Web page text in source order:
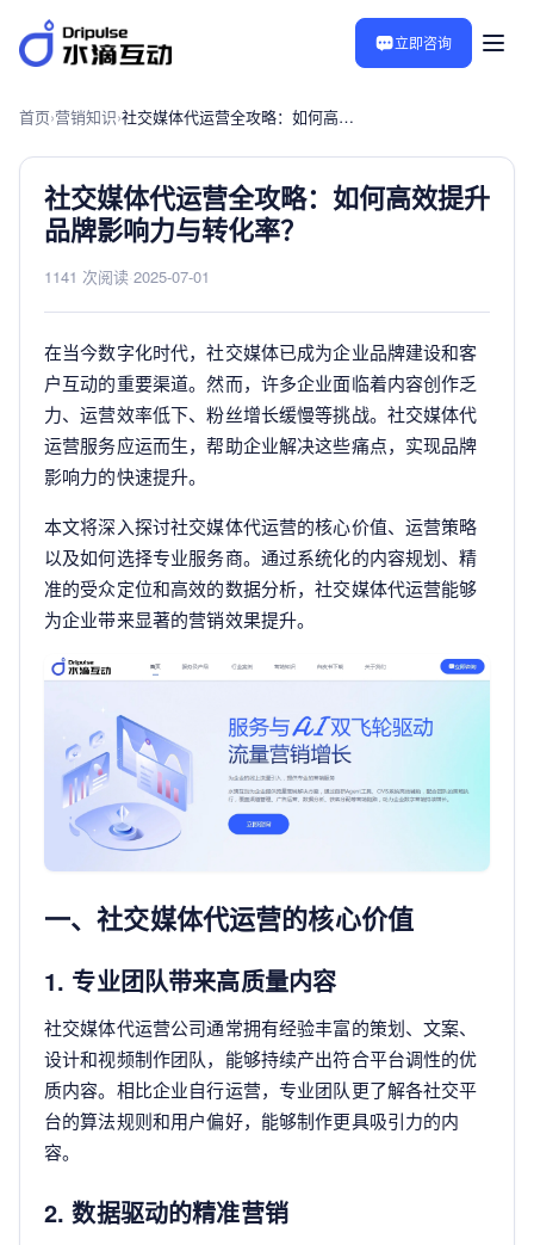
立即咨询
首页›营销知识› 社交媒体代运营全攻略：如何高效提升品牌影响力与转化率？
社交媒体代运营全攻略：如何高效提升
品牌影响力与转化率？
1141 次阅读 2025-07-01
在当今数字化时代，社交媒体已成为企业品牌建设和客
户互动的重要渠道。然而，许多企业面临着内容创作乏
力、运营效率低下、粉丝增长缓慢等挑战。社交媒体代
运营服务应运而生，帮助企业解决这些痛点，实现品牌
影响力的快速提升。
本文将深入探讨社交媒体代运营的核心价值、运营策略
以及如何选择专业服务商。通过系统化的内容规划、精
准的受众定位和高效的数据分析，社交媒体代运营能够
为企业带来显著的营销效果提升。
一、社交媒体代运营的核心价值
1. 专业团队带来高质量内容
社交媒体代运营公司通常拥有经验丰富的策划、文案、
设计和视频制作团队，能够持续产出符合平台调性的优
质内容。相比企业自行运营，专业团队更了解各社交平
台的算法规则和用户偏好，能够制作更具吸引力的内
容。
2. 数据驱动的精准营销